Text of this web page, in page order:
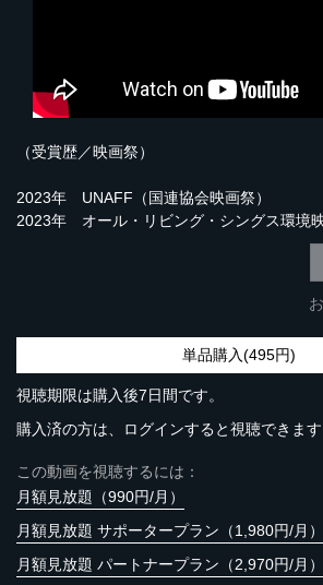
（受賞歴／映画祭）
2023年 UNAFF（国連協会映画祭）
2023年 オール・リビング・シングス環境
単品購入(495円)
視聴期限は購入後7日間です。
購入済の方は、ログインすると視聴できます
この動画を視聴するには：
月額見放題（990円/月）
月額見放題 サポータープラン（1,980円/月）
月額見放題 パートナープラン（2,970円/月）